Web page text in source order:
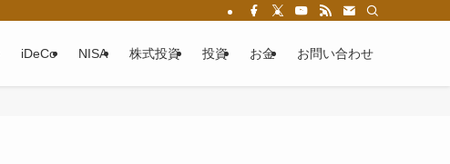
iDeCo NISA 株式投資 投資 お金 お問い合わせ